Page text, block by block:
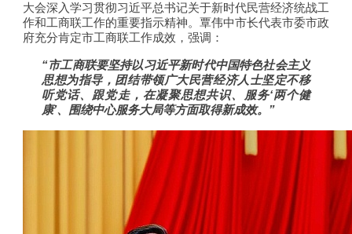
大会深入学习贯彻习近平总书记关于新时代民营经济统战工
作和工商联工作的重要指示精神。覃伟中市长代表市委市政
府充分肯定市工商联工作成效，强调：
“市工商联要坚持以习近平新时代中国特色社会主义
思想为指导，团结带领广大民营经济人士坚定不移
听党话、跟党走，在凝聚思想共识、服务‘两个健
康’、围绕中心服务大局等方面取得新成效。”